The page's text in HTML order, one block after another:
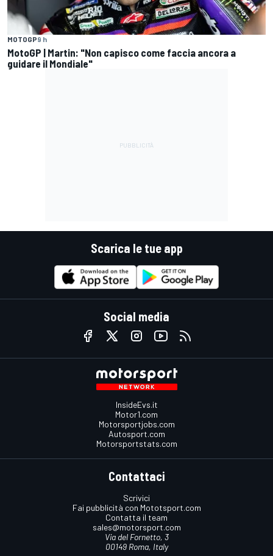
MOTOGP9 h
MotoGP | Martin: "Non capisco come faccia ancora a
guidare il Mondiale"
Scarica le tue app
Social media
InsideEvs.it
Motor1.com
Motorsportjobs.com
Autosport.com
Motorsportstats.com
Contattaci
Scrivici
Fai pubblicità con Mototsport.com
Contatta il team
sales@motorsport.com
Via del Fornetto, 3
00149 Roma, Italy